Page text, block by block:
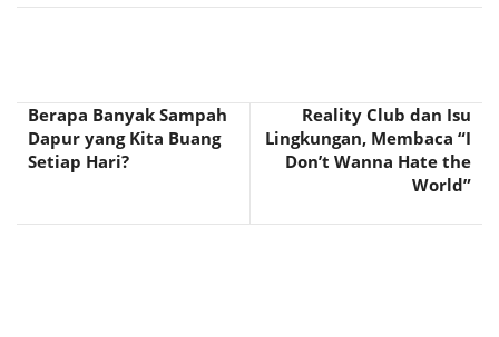
Berapa Banyak Sampah
Dapur yang Kita Buang
Setiap Hari?
Reality Club dan Isu
Lingkungan, Membaca “I
Don’t Wanna Hate the
World”